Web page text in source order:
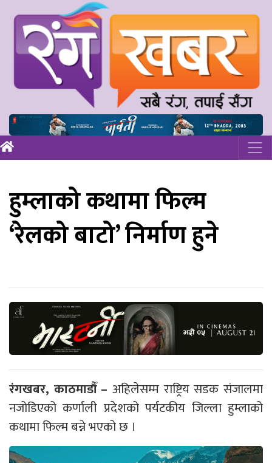
हुम्लाको कथामा फिल्म
‘रेलको बाटो’ निर्माण हुने
रंगखबर, काठमाडौँ – अहिलेसम्म राष्ट्रिय सडक संजालमा
नजोडिएको कर्णाली प्रदेशको पर्यटकीय जिल्ला हुम्लाको
कथामा फिल्म बन्ने भएको छ ।